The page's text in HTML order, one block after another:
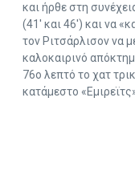
και ήρθε στη
(41′ και 46′) και να
τον Ριτσάρλισον να
καλοκαιρινό
76ο λεπτό το χατ
κατάμεστο